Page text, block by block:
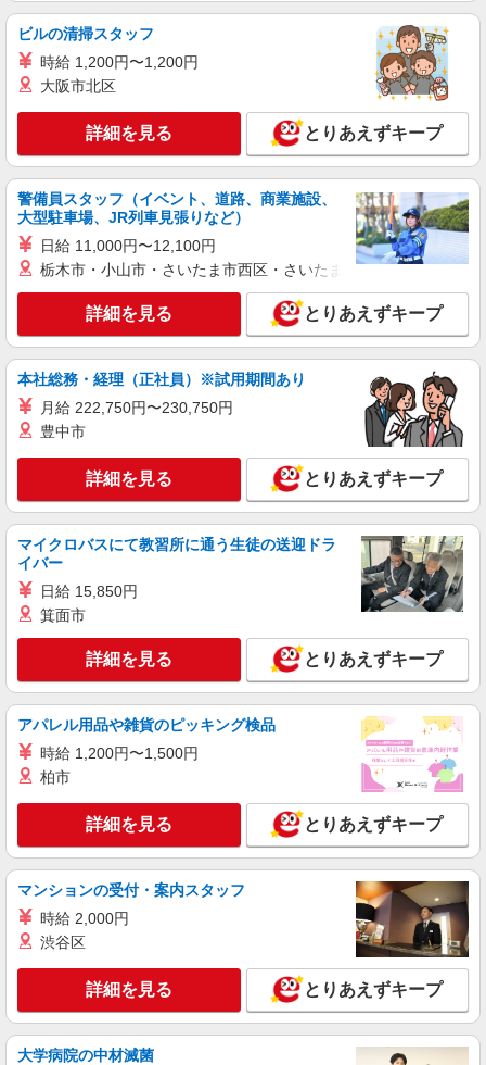
ビルの清掃スタッフ
時給 1,200円〜1,200円
大阪市北区
詳細を見る とりあえずキープ
警備員スタッフ（イベント、道路、商業施設、
大型駐車場、JR列車見張りなど）
日給 11,000円〜12,100円
栃木市・小山市・さいたま市西区・さいたま市岩槻区・久喜市・
詳細を見る とりあえずキープ
本社総務・経理（正社員）※試用期間あり
月給 222,750円〜230,750円
豊中市
詳細を見る とりあえずキープ
マイクロバスにて教習所に通う生徒の送迎ドラ
イバー
日給 15,850円
箕面市
詳細を見る とりあえずキープ
アパレル用品や雑貨のピッキング検品
時給 1,200円〜1,500円
柏市
詳細を見る とりあえずキープ
マンションの受付・案内スタッフ
時給 2,000円
渋谷区
詳細を見る とりあえずキープ
大学病院の中材滅菌